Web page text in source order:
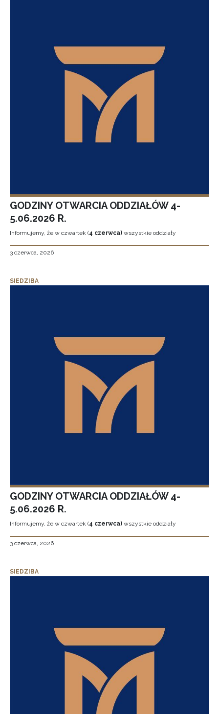
GODZINY OTWARCIA ODDZIAŁÓW 4-
5.06.2026 R.
Informujemy, że w czwartek (4 czerwca) wszystkie oddziały
3 czerwca, 2026
SIEDZIBA
GODZINY OTWARCIA ODDZIAŁÓW 4-
5.06.2026 R.
Informujemy, że w czwartek (4 czerwca) wszystkie oddziały
3 czerwca, 2026
SIEDZIBA